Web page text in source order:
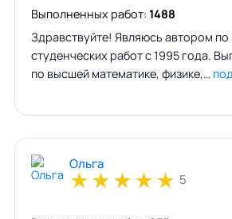
Выполненных работ: 1488
Здравствуйте! Являюсь автором
студенческих работ с 1995 года.
по высшей математике, физике,…
Ольга
★★★★★ 5